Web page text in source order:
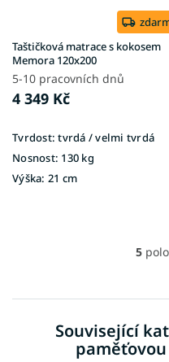
Taštičková matrace s kokosem
Memora 120x200
5-10 pracovních dnů
4 349 Kč
Tvrdost: tvrdá / velmi tvrdá
Nosnost: 130 kg
Výška: 21 cm
5
Související
paměťovou